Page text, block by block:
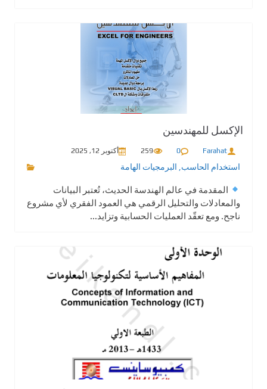
الإكسل للمهندسين
Farahat
0
259 أكتوبر 12, 2025
استخدام الحاسب البرمجيات الهامة
المقدمة في عالم الهندسة الحديث، تُعتبر البيانات
والمعادلات والتحليل الرقمي هي العمود الفقري لأي مشروع
ناجح. ومع تعقّد العمليات الحسابية وتزايد...